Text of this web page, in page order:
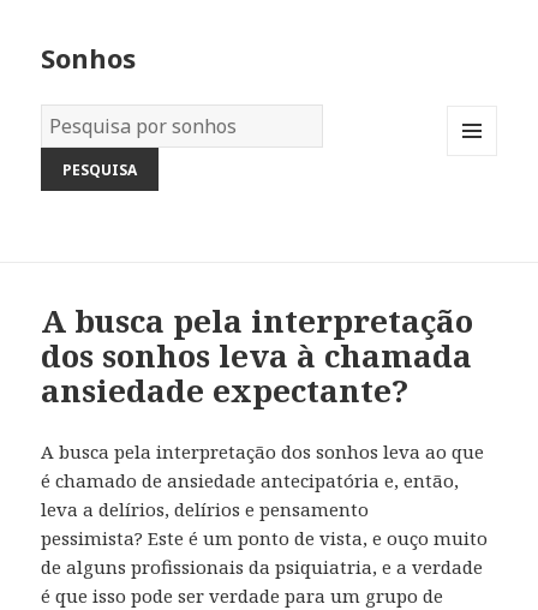
Sonhos
Dicionário
dos
Sonhos:
A busca pela interpretação
dos sonhos leva à chamada
ansiedade expectante?
A busca pela interpretação dos sonhos leva ao que
é chamado de ansiedade antecipatória e, então,
leva a delírios, delírios e pensamento
pessimista? Este é um ponto de vista, e ouço muito
de alguns profissionais da psiquiatria, e a verdade
é que isso pode ser verdade para um grupo de